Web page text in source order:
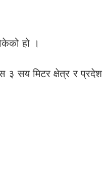
हो ।
३ सय मिटर क्षेत्र र प्रदेश